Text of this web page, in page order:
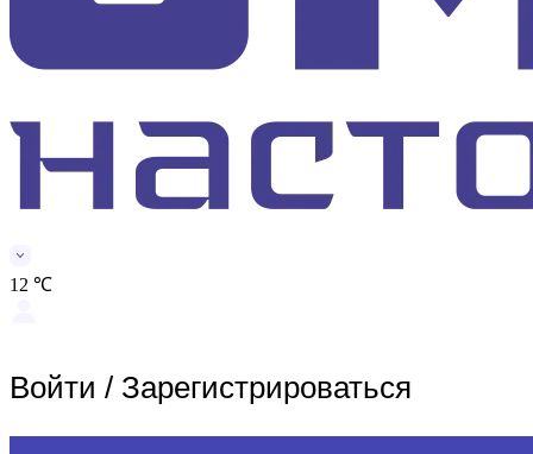
12 ℃
Войти / Зарегистрироваться